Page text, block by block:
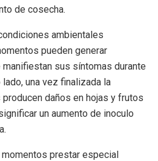
de cosecha.
ambientales
pueden generar
sus síntomas durante
una vez finalizada la
daños en hojas y frutos
un aumento de inoculo
prestar especial